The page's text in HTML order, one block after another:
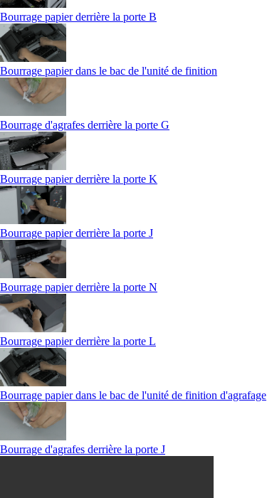
Bourrage papier derrière la porte B
Bourrage papier dans le bac de l'unité de finition
Bourrage d'agrafes derrière la porte G
Bourrage papier derrière la porte K
Bourrage papier derrière la porte J
Bourrage papier derrière la porte N
Bourrage papier derrière la porte L
Bourrage papier dans le bac de l'unité de finition d'agrafage
Bourrage d'agrafes derrière la porte J